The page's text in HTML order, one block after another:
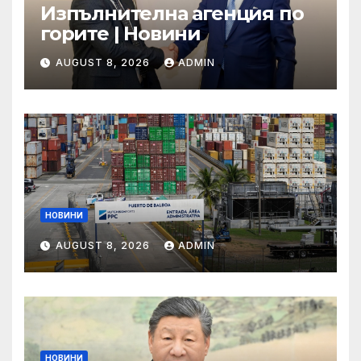
Изпълнителна агенция по
горите | Новини
AUGUST 8, 2026 ADMIN
НОВИНИ
AUGUST 8, 2026 ADMIN
НОВИНИ